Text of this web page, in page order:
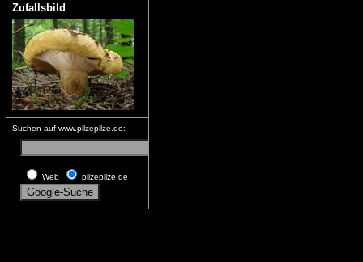
Zufallsbild
Suchen auf www.pilzepilze.de:
Web pilzepilze.de